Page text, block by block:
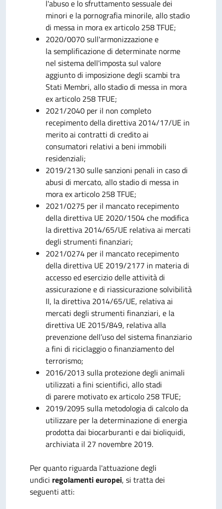
l'abuso e lo sfruttamento sessuale dei
minori e la pornografia minorile, allo stadio
di messa in mora ex articolo 258 TFUE;
2020/0070 sull'armonizzazione e
la semplificazione di determinate norme
nel sistema dell'imposta sul valore
aggiunto di imposizione degli scambi tra
Stati Membri, allo stadio di messa in mora
ex articolo 258 TFUE;
2021/2040 per il non completo
recepimento della direttiva 2014/17/UE in
merito ai contratti di credito ai
consumatori relativi a beni immobili
residenziali;
2019/2130 sulle sanzioni penali in caso di
abusi di mercato, allo stadio di messa in
mora ex articolo 258 TFUE;
2021/0275 per il mancato recepimento
della direttiva UE 2020/1504 che modifica
la direttiva 2014/65/UE relativa ai mercati
degli strumenti finanziari;
2021/0274 per il mancato recepimento
della direttiva UE 2019/2177 in materia di
accesso ed esercizio delle attività di
assicurazione e di riassicurazione solvibilità
II, la direttiva 2014/65/UE, relativa ai
mercati degli strumenti finanziari, e la
direttiva UE 2015/849, relativa alla
prevenzione dell’uso del sistema finanziario
a fini di riciclaggio o finanziamento del
terrorismo;
2016/2013 sulla protezione degli animali
utilizzati a fini scientifici, allo stadi
di parere motivato ex articolo 258 TFUE;
2019/2095 sulla metodologia di calcolo da
utilizzare per la determinazione di energia
prodotta dai biocarburanti e dai bioliquidi,
archiviata il 27 novembre 2019.
Per quanto riguarda l'attuazione degli
undici regolamenti europei, si tratta dei
seguenti atti: